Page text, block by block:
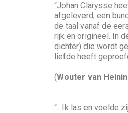
“Johan Clarysse
afgeleverd, een
de taal vanaf de
rijk en origineel. In
dichter) die wordt
liefde heeft
(Wouter van
“…Ik las en voelde